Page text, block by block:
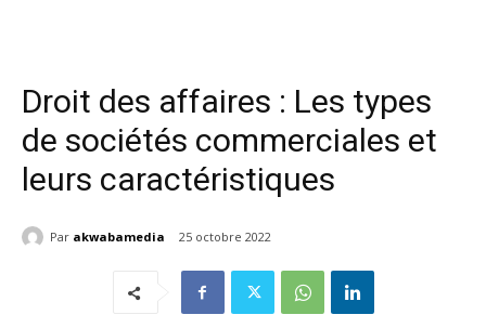
Droit des affaires : Les types
de sociétés commerciales et
leurs caractéristiques
Par akwabamedia 25 octobre 2022